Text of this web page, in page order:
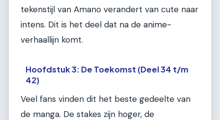
tekenstijl van Amano verandert van cute naar
intens. Dit is het deel dat na de anime-
verhaallijn komt.
Hoofdstuk 3: De Toekomst (Deel 34 t/m
42)
Veel fans vinden dit het beste gedeelte van
de manga. De stakes zijn hoger, de